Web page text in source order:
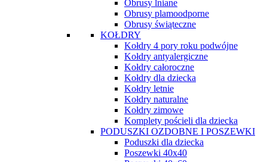
Obrusy lniane
Obrusy plamoodporne
Obrusy świąteczne
KOŁDRY
Kołdry 4 pory roku podwójne
Kołdry antyalergiczne
Kołdry całoroczne
Kołdry dla dziecka
Kołdry letnie
Kołdry naturalne
Kołdry zimowe
Komplety pościeli dla dziecka
PODUSZKI OZDOBNE I POSZEWKI
Poduszki dla dziecka
Poszewki 40x40